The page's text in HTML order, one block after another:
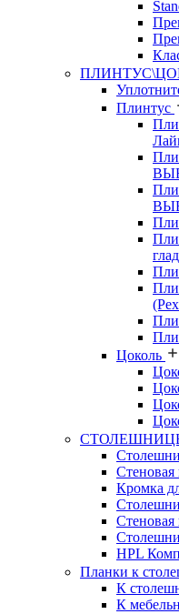
Плинтус
Цоколь
СТОЛЕШНИЦЫ
Кромка
HPL
Планки к
К
К